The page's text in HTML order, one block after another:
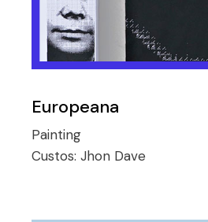
Europeana
Painting
Custos:Jhon Dave